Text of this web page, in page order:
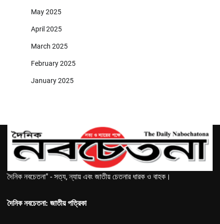
May 2025
April 2025
March 2025
February 2025
January 2025
দৈনিক নবচেতনা" - সত্য, ন্যায় এবং জাতীয় চেতনার ধারক ও বাহক।
দৈনিক নবচেতনা: জাতীয় পত্রিকা